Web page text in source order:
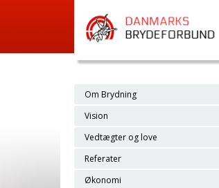
Om Brydning
Vision
Vedtægter og love
Referater
Økonomi